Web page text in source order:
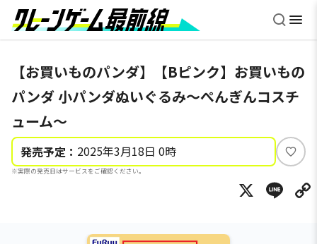
【お買いものパンダ】【Bピンク】お買いもの
パンダ 小パンダぬいぐるみ～ぺんぎんコスチ
ューム～
発売予定： 2025年3月18日 0時
※実際の発売日はサービスをご確認ください。
い
ね
X